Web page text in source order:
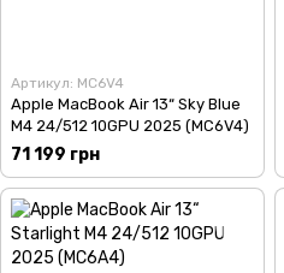
Артикул: MC6V4
Apple MacBook Air 13“ Sky Blue
M4 24/512 10GPU 2025 (MC6V4)
71 199 грн